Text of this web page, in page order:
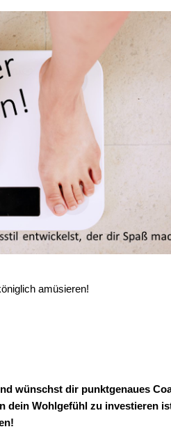
amüsieren!
wünschst dir punktgenaues
dein Wohlgefühl zu investieren